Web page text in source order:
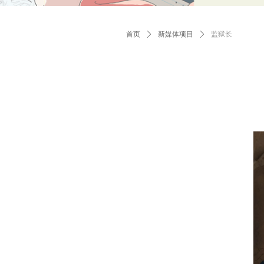
首页 ꄲ 新媒体项目 ꄲ 监狱长